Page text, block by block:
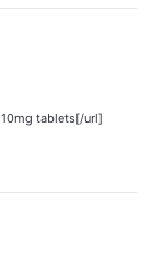
tablets[/url]